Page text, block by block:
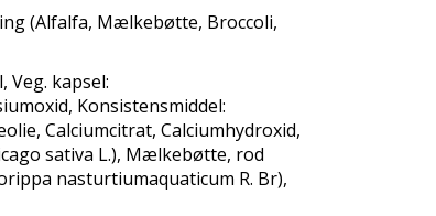
(Alfalfa, Mælkebøtte, Broccoli,
Veg. kapsel:
Konsistensmiddel:
Calciumcitrat, Calciumhydroxid,
sativa L.), Mælkebøtte, rod
nasturtiumaquaticum R. Br),